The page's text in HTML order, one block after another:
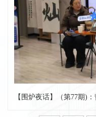
【围炉夜话】（第77期)